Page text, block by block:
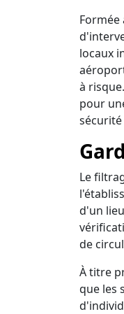
locaux
à
pour
sécurité
Le
d'un
de
À titre
que les